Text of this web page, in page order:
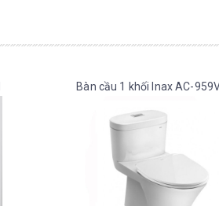
Bàn cầu 1 khối Inax AC-